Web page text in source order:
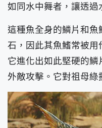
如同水中舞者，讓透過
這種魚全身的鱗片和
石，因此其魚鰭常被用
它進化出如此堅硬的
外敵攻擊。它對祖母綠